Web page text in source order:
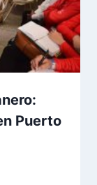
Puerto